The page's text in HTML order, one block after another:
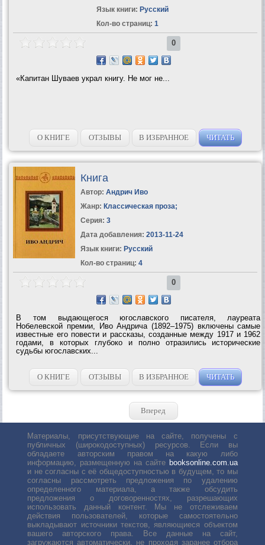
Язык книги: Русский
Кол-во страниц: 1
0
«Капитан Шуваев украл книгу. Не мог не...
О КНИГЕ ОТЗЫВЫ В ИЗБРАННОЕ ЧИТАТЬ
Книга
Автор: Андрич Иво
Жанр: Классическая проза;
Серия: 3
Дата добавления: 2013-11-24
Язык книги: Русский
Кол-во страниц: 4
0
В том выдающегося югославского писателя, лауреата
Нобелевской премии, Иво Андрича (1892–1975) включены самые
известные его повести и рассказы, созданные между 1917 и 1962
годами, в которых глубоко и полно отразились исторические
судьбы югославских...
О КНИГЕ ОТЗЫВЫ В ИЗБРАННОЕ ЧИТАТЬ
Вперед
Материалы, присутствующие на сайте, получены с
публичных (широкодоступных) ресурсов. Если вы
обладаете авторским правом на какую либо
информацию, размещенную на сайте booksonline.com.ua
и не согласны с её общедоступностью в будущем, то мы
согласны рассмотреть предложения по удалению
определенного материала, а также обсудить
предложения о договоренностях, разрешающих
использовать данный контент. Мы не отслеживаем
действия пользователей, которые самостоятельно
выкладывают источники текстов, являющиеся объектом
вашего авторского права. Все данные на сайт,
загружаются автоматически, не проходя заранее отбора